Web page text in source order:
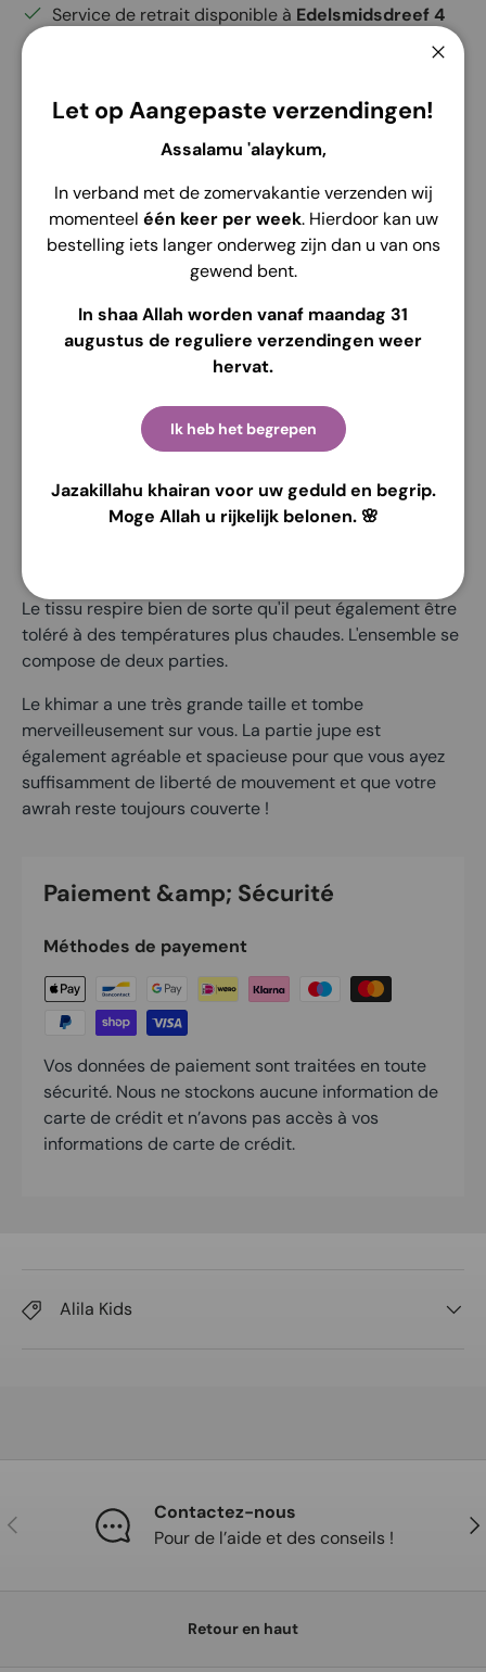
Service de retrait disponible à Edelsmidsdreef 4
Description Envoi Retour
Marque : Alila kids
Coton
Couleur : Div. couleurs
Ce magnifique mukena d'Alila Kids est fabriqué dans
Le tissu respire bien de sorte qu'il peut également être
toléré à des températures plus chaudes. L'ensemble se
compose de deux parties.
Le khimar a une très grande taille et tombe
merveilleusement sur vous. La partie jupe est
également agréable et spacieuse pour que vous ayez
suffisamment de liberté de mouvement et que votre
awrah reste toujours couverte !
Paiement &amp; Sécurité
Méthodes de payement
Vos données de paiement sont traitées en toute
sécurité. Nous ne stockons aucune information de
carte de crédit et n’avons pas accès à vos
informations de carte de crédit.
Alila Kids
Let op Aangepaste verzendingen!
Assalamu 'alaykum,
In verband met de zomervakantie verzenden wij
momenteel één keer per week. Hierdoor kan uw
bestelling iets langer onderweg zijn dan u van ons
gewend bent.
In shaa Allah worden vanaf maandag 31
augustus de reguliere verzendingen weer
hervat.
Ik heb het begrepen
Jazakillahu khairan voor uw geduld en begrip.
Moge Allah u rijkelijk belonen. 🌸
Précédent
Contactez-nous
Pour de l’aide et des conseils !
Retour en haut